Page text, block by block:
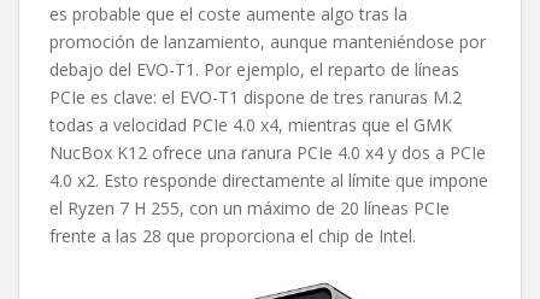
es probable que el coste aumente algo tras la
promoción de lanzamiento, aunque manteniéndose por
debajo del EVO-T1. Por ejemplo, el reparto de líneas
PCIe es clave: el EVO-T1 dispone de tres ranuras M.2
todas a velocidad PCIe 4.0 x4, mientras que el GMK
NucBox K12 ofrece una ranura PCIe 4.0 x4 y dos a PCIe
4.0 x2. Esto responde directamente al límite que impone
el Ryzen 7 H 255, con un máximo de 20 líneas PCIe
frente a las 28 que proporciona el chip de Intel.